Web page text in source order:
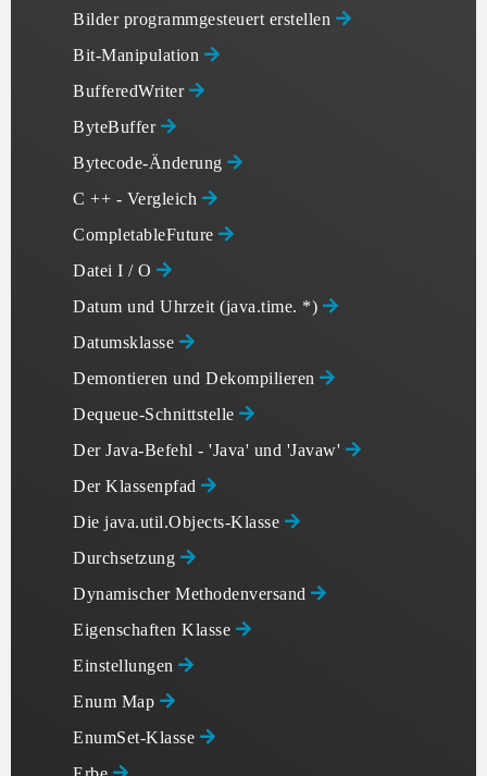
Bilder programmgesteuert erstellen
Bit-Manipulation
BufferedWriter
ByteBuffer
Bytecode-Änderung
C ++ - Vergleich
CompletableFuture
Datei I / O
Datum und Uhrzeit (java.time. *)
Datumsklasse
Demontieren und Dekompilieren
Dequeue-Schnittstelle
Der Java-Befehl - 'Java' und 'Javaw'
Der Klassenpfad
Die java.util.Objects-Klasse
Durchsetzung
Dynamischer Methodenversand
Eigenschaften Klasse
Einstellungen
Enum Map
EnumSet-Klasse